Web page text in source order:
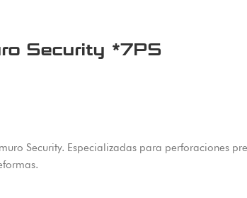
Security *7PS
Security. Especializadas para perforaciones